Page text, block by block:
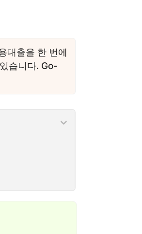
대출을 한 번에
습니다. Go-